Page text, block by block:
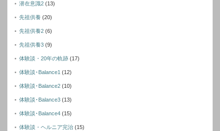
潜在意識2 (13)
先祖供養 (20)
先祖供養2 (6)
先祖供養3 (9)
体験談・20年の軌跡 (17)
体験談･Balance1 (12)
体験談･Balance2 (10)
体験談･Balance3 (13)
体験談･Balance4 (15)
体験談・ヘルニア完治 (15)